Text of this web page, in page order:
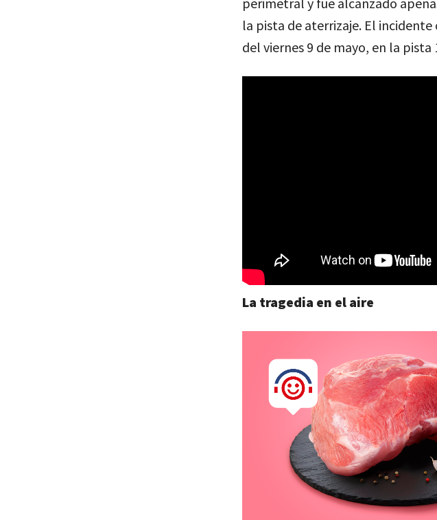
la pista de aterrizaje. El
del viernes 9 de mayo, en la pista
La tragedia en el aire